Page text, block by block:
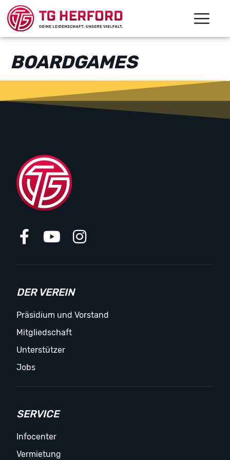
BOARDGAMES
DER VEREIN
Präsidium und Vorstand
Mitgliedschaft
Unterstützer
Jobs
SERVICE
Infocenter
Vermietung